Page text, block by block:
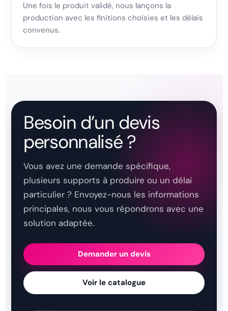
Une fois le produit validé, nous lançons la
production avec les finitions choisies et les délais
convenus.
Besoin d’un devis
personnalisé ?
Vous avez une demande spécifique,
plusieurs supports à produire ou un délai
particulier ? Envoyez-nous les informations
principales, nous vous répondrons avec une
solution adaptée.
Demander un devis
Voir le catalogue